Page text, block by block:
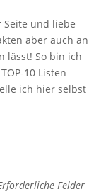
und liebe
aber auch an
lässt! So bin ich
10 Listen
ich hier selbst
Felder